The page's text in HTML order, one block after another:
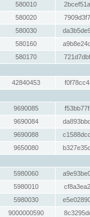
580010
580020
580030
580160
580170
42840453
9690085
9690084
9690088
9650080
5980060
5980010
5980030
9000000590